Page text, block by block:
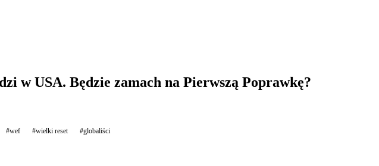
w USA. Będzie zamach na Pierwszą Poprawkę?
#wef #wielki reset #globaliści